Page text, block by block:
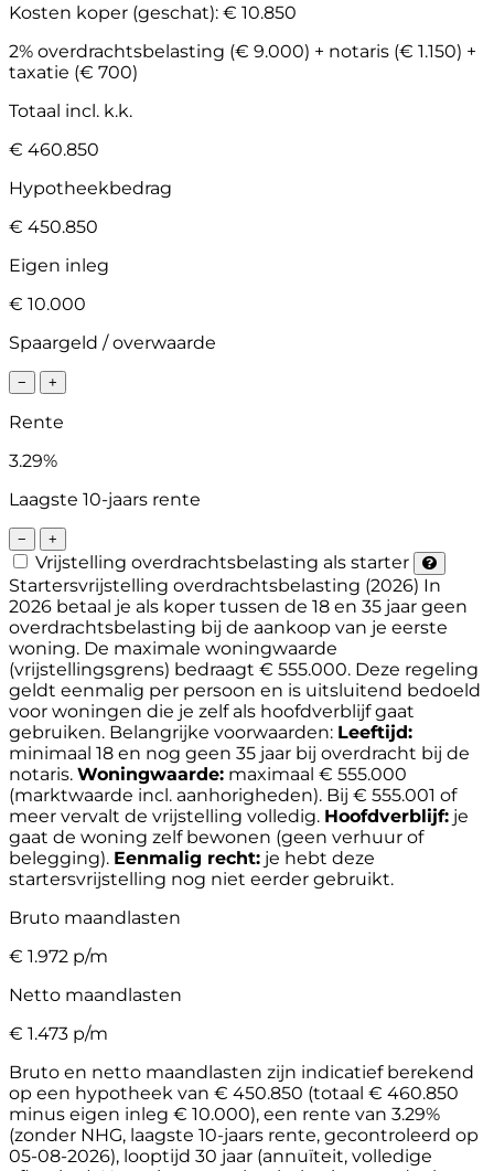
Kosten koper (geschat): € 10.850
2% overdrachtsbelasting (€ 9.000) + notaris (€ 1.150) +
taxatie (€ 700)
Totaal incl. k.k.
€ 460.850
Hypotheekbedrag
€ 450.850
Eigen inleg
€ 10.000
Spaargeld / overwaarde
− +
Rente
3.29%
Laagste 10-jaars rente
− +
Vrijstelling overdrachtsbelasting als starter
Startersvrijstelling overdrachtsbelasting (2026) In
2026 betaal je als koper tussen de 18 en 35 jaar geen
overdrachtsbelasting bij de aankoop van je eerste
woning. De maximale woningwaarde
(vrijstellingsgrens) bedraagt € 555.000. Deze regeling
geldt eenmalig per persoon en is uitsluitend bedoeld
voor woningen die je zelf als hoofdverblijf gaat
gebruiken. Belangrijke voorwaarden: Leeftijd:
minimaal 18 en nog geen 35 jaar bij overdracht bij de
notaris. Woningwaarde: maximaal € 555.000
(marktwaarde incl. aanhorigheden). Bij € 555.001 of
meer vervalt de vrijstelling volledig. Hoofdverblijf: je
gaat de woning zelf bewonen (geen verhuur of
belegging). Eenmalig recht: je hebt deze
startersvrijstelling nog niet eerder gebruikt.
Bruto maandlasten
€ 1.972 p/m
Netto maandlasten
€ 1.473 p/m
Bruto en netto maandlasten zijn indicatief berekend
op een hypotheek van € 450.850 (totaal € 460.850
minus eigen inleg € 10.000), een rente van 3.29%
(zonder NHG, laagste 10-jaars rente, gecontroleerd op
05-08-2026), looptijd 30 jaar (annuïteit, volledige